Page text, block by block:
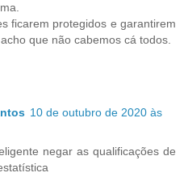
ficarem protegidos e garantirem
que não cabemos cá todos.
10 de outubro de 2020 às
negar as qualificações de